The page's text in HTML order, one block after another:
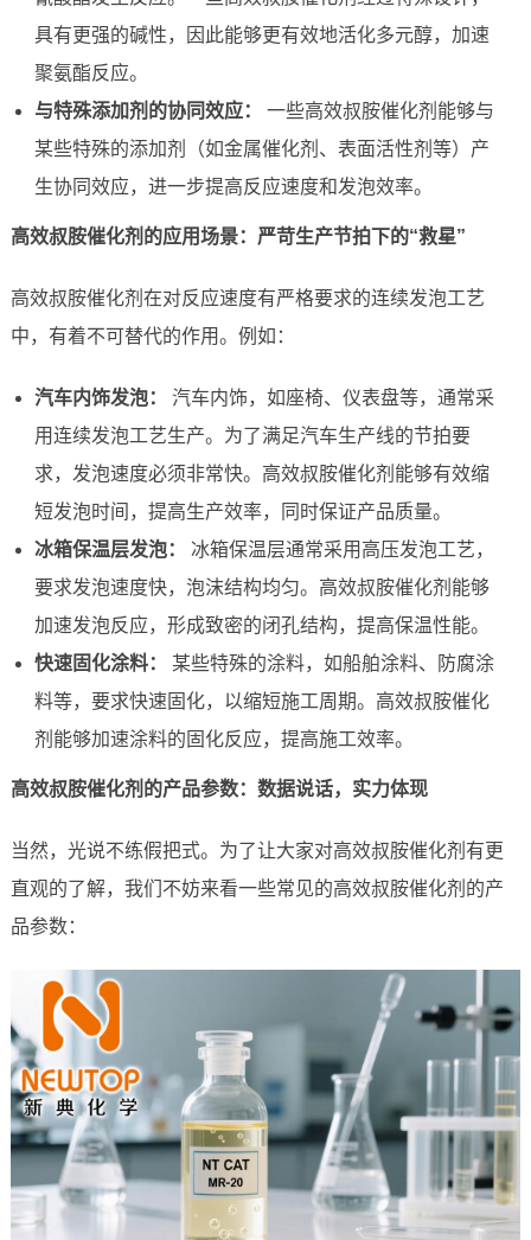
具有更强的碱性，因此能够更有效地活化多元醇，加速
聚氨酯反应。
与特殊添加剂的协同效应：
一些高效叔胺催化剂能够与
某些特殊的添加剂（如金属催化剂、表面活性剂等）产
生协同效应，进一步提高反应速度和发泡效率。
高效叔胺催化剂的应用场景：严苛生产节拍下的“救星”
高效叔胺催化剂在对反应速度有严格要求的连续发泡工艺
中，有着不可替代的作用。例如：
汽车内饰发泡：
汽车内饰，如座椅、仪表盘等，通常采
用连续发泡工艺生产。为了满足汽车生产线的节拍要
求，发泡速度必须非常快。高效叔胺催化剂能够有效缩
短发泡时间，提高生产效率，同时保证产品质量。
冰箱保温层发泡：
冰箱保温层通常采用高压发泡工艺，
要求发泡速度快，泡沫结构均匀。高效叔胺催化剂能够
加速发泡反应，形成致密的闭孔结构，提高保温性能。
快速固化涂料：
某些特殊的涂料，如船舶涂料、防腐涂
料等，要求快速固化，以缩短施工周期。高效叔胺催化
剂能够加速涂料的固化反应，提高施工效率。
高效叔胺催化剂的产品参数：数据说话，实力体现
当然，光说不练假把式。为了让大家对高效叔胺催化剂有更
直观的了解，我们不妨来看一些常见的高效叔胺催化剂的产
品参数：